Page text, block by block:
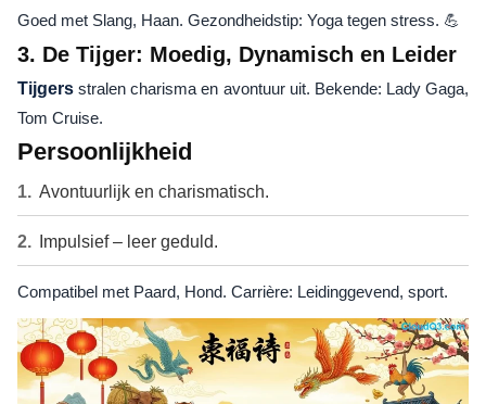
Goed met Slang, Haan. Gezondheidstip: Yoga tegen stress. 💪
3. De Tijger: Moedig, Dynamisch en Leider
Tijgers stralen charisma en avontuur uit. Bekende: Lady Gaga,
Tom Cruise.
Persoonlijkheid
Avontuurlijk en charismatisch.
Impulsief – leer geduld.
Compatibel met Paard, Hond. Carrière: Leidinggevend, sport.